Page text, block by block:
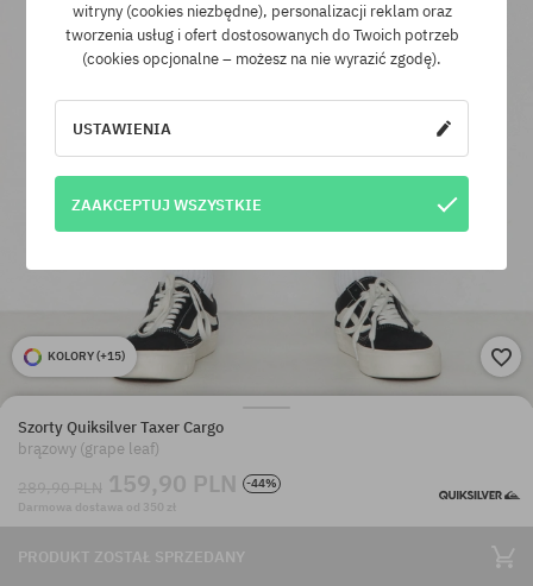
KOLORY (+15)
Szorty Quiksilver Taxer Cargo
brązowy (grape leaf)
289,90 PLN 159,90 PLN
-44%
Darmowa dostawa od 350 zł
PRODUKT ZOSTAŁ SPRZEDANY
witryny (cookies niezbędne), personalizacji reklam oraz
tworzenia usług i ofert dostosowanych do Twoich potrzeb
(cookies opcjonalne – możesz na nie wyrazić zgodę).
USTAWIENIA
ZAAKCEPTUJ WSZYSTKIE